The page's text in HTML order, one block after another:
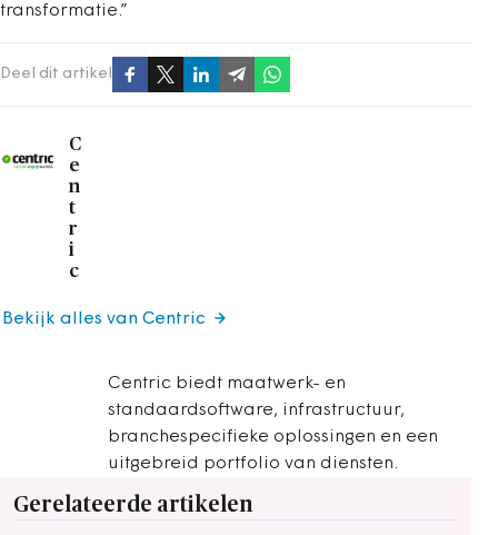
transformatie.”
Deel dit artikel
C
e
n
t
r
i
c
Centric biedt maatwerk- en
standaardsoftware, infrastructuur,
branchespecifieke oplossingen en een
uitgebreid portfolio van diensten.
Bekijk alles van Centric
Gerelateerde artikelen